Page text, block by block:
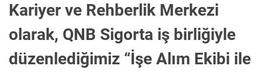
Kariyer ve Rehberlik Merkezi
olarak, QNB Sigorta iş birliğiyle
düzenlediğimiz “İşe Alım Ekibi ile